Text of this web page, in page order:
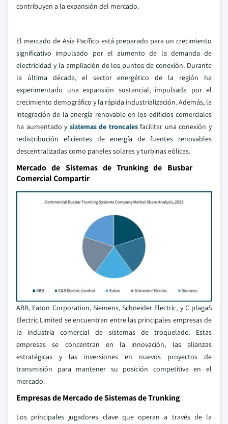
contribuyen a la expansión del mercado.
El mercado de Asia Pacífico está preparado para un crecimiento
significativo impulsado por el aumento de la demanda de
electricidad y la ampliación de los puntos de conexión. Durante
la última década, el sector energético de la región ha
experimentado una expansión sustancial, impulsada por el
crecimiento demográfico y la rápida industrialización. Además, la
integración de la energía renovable en los edificios comerciales
ha aumentado y sistemas de troncalesfacilitar una conexión y
redistribución eficientes de energía de fuentes renovables
descentralizadas como paneles solares y turbinas eólicas.
Mercado de Sistemas de Trunking de Busbar
Comercial Compartir
ABB, Eaton Corporation, Siemens, Schneider Electric, y C plagaS
Electric Limited se encuentran entre las principales empresas de
la industria comercial de sistemas de troquelado. Estas
empresas se concentran en la innovación, las alianzas
estratégicas y las inversiones en nuevos proyectos de
transmisión para mantener su posición competitiva en el
mercado.
Empresas de Mercado de Sistemas de Trunking
Los principales jugadores clave que operan a través de la